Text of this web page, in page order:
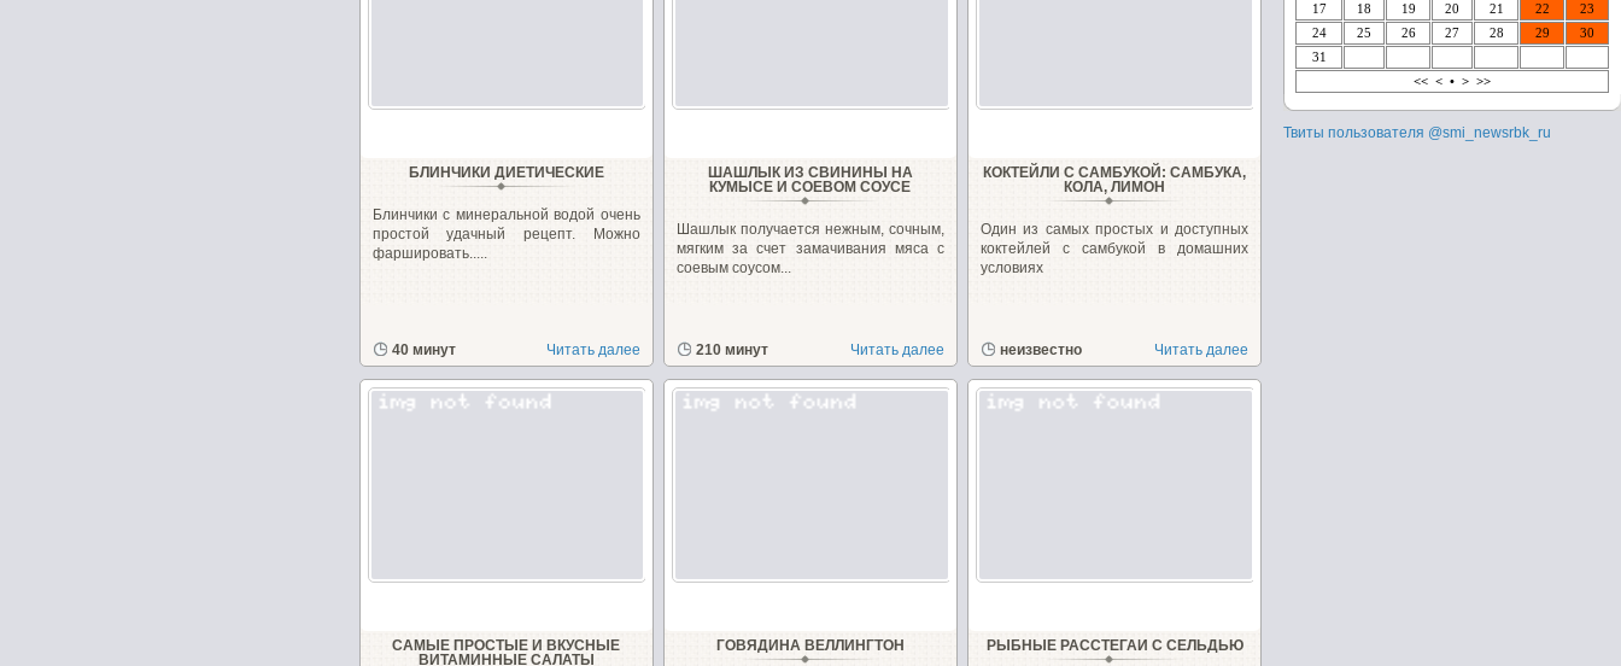
БЛИНЧИКИ ДИЕТИЧЕСКИЕ
Блинчики с минеральной водой очень
простой удачный рецепт. Можно
фаршировать.....
40 минут Читать далее
ШАШЛЫК ИЗ СВИНИНЫ НА
КУМЫСЕ И СОЕВОМ СОУСЕ
Шашлык получается нежным, сочным,
мягким за счет замачивания мяса с
соевым соусом...
210 минут Читать далее
КОКТЕЙЛИ С САМБУКОЙ: САМБУКА,
КОЛА, ЛИМОН
Один из самых простых и доступных
коктейлей с самбукой в домашних
условиях
неизвестно Читать далее
САМЫЕ ПРОСТЫЕ И ВКУСНЫЕ
ВИТАМИННЫЕ САЛАТЫ
ГОВЯДИНА ВЕЛЛИНГТОН РЫБНЫЕ РАССТЕГАИ С СЕЛЬДЬЮ
17
18 19 20 21 22
23
24
25 26 27 28 29
30
31
<< < • > >>
Твиты пользователя @smi_newsrbk_ru